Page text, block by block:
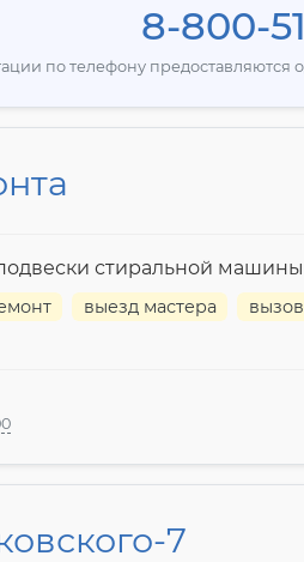
8-800-
по телефону
стиральной машины
выезд мастера
7